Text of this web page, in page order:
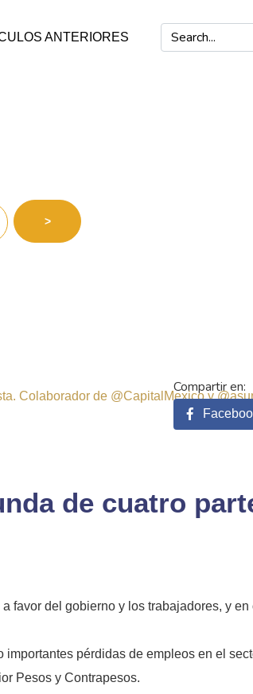
ANTERIORES
>
Colaborador de @CapitalMexico y
de cuatro
favor del gobierno y los trabajadores, y
pérdidas de empleos en el
Pesos y Contrapesos.